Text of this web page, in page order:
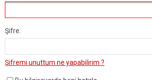
Şifre:
Şifremi unuttum ne yapabilirim ?